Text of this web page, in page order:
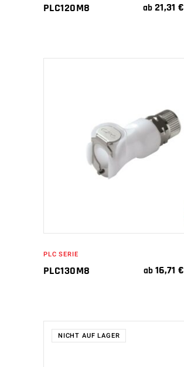
PLC120M8 ab 21,31€
IN DEN WARENKORB
PLC SERIE
PLC130M8 ab 16,71€
NICHT AUF LAGER